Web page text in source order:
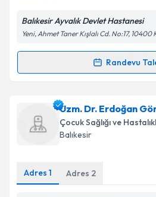
Kişisel verilerimin
Metni'ni okudum ve
kapsamda işlenmesini
Balıkesir Ayvalık Devlet Hastanesi
Yeni, Ahmet Taner Kışlalı Cd. No:17,
Randevu
Randevu Takvimi Talebi
Uzm. Dr. Hidayet Aktaşiçin
oluşturun. Size bu uzmandan
takvim hazırlandığında e-
Uzm. Dr. Erdoğan
Çocuk Sağlığı ve
Balıkesir
Adres 1 Adres 2